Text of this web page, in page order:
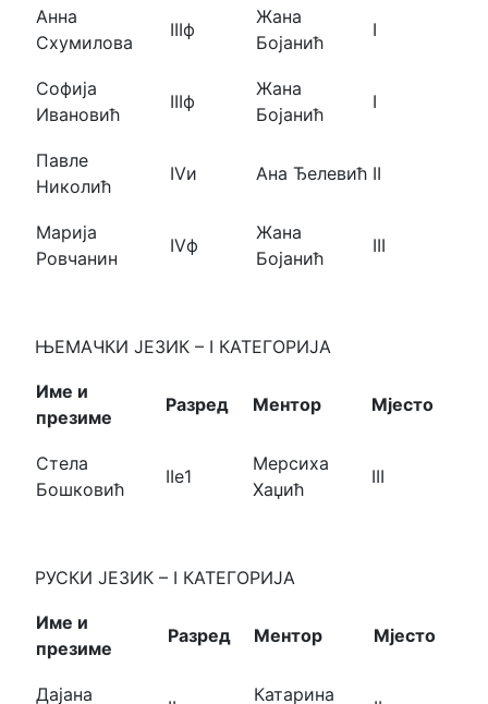
Анна
Схумилова
IIIф
Жана
Бојанић
I
Софија
Ивановић
IIIф
Жана
Бојанић
I
Павле
Николић
IVи Ана Ђелевић II
Марија
Ровчанин
IVф
Жана
Бојанић
III
ЊЕМАЧКИ ЈЕЗИК – I КАТЕГОРИЈА
Име и
презиме
Разред Ментор Мјесто
Стела
Бошковић
IIе1
Мерсиха
Хаџић
III
РУСКИ ЈЕЗИК – I КАТЕГОРИЈА
Име и
презиме
Разред Ментор Мјесто
Дајана
Катарина